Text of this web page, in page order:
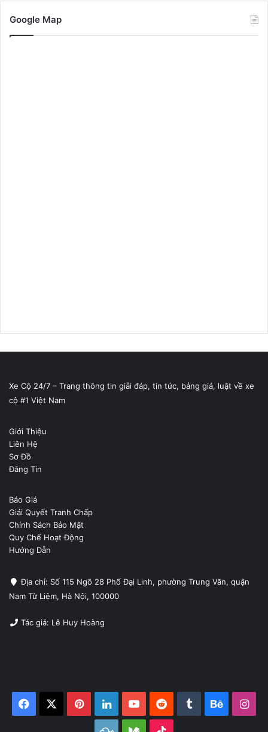
Google Map
Xe Cộ 24/7 – Trang thông tin giải đáp, tin tức, bảng giá, luật về xe
cộ #1 Việt Nam
Giới Thiệu
Liên Hệ
Sơ Đồ
Đăng Tin
Báo Giá
Giải Quyết Tranh Chấp
Chính Sách Bảo Mật
Quy Chế Hoạt Động
Hướng Dẫn
Địa chỉ: Số 115 Ngõ 28 Phố Đại Linh, phường Trung Văn, quận
Nam Từ Liêm, Hà Nội, 100000
Tác giả: Lê Huy Hoàng
Facebook PinterestLinkedInYouTubeRedditTumblrBehance